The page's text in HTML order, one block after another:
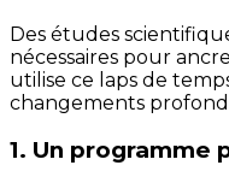
Des études
nécessaires pour
utilise ce laps de
changements
1. Un programme